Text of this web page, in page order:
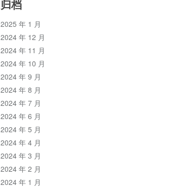
归档
2025 年 1 月
2024 年 12 月
2024 年 11 月
2024 年 10 月
2024 年 9 月
2024 年 8 月
2024 年 7 月
2024 年 6 月
2024 年 5 月
2024 年 4 月
2024 年 3 月
2024 年 2 月
2024 年 1 月